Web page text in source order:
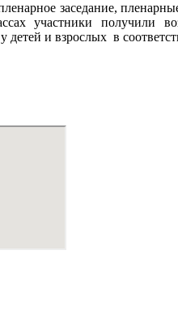
заседание,
участники получили
детей и взрослых в